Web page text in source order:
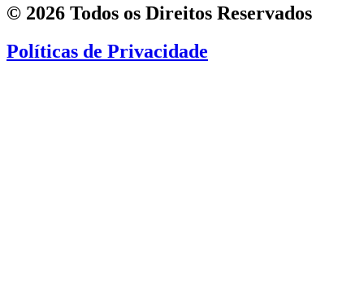
© 2026 Todos os Direitos Reservados
Políticas de Privacidade